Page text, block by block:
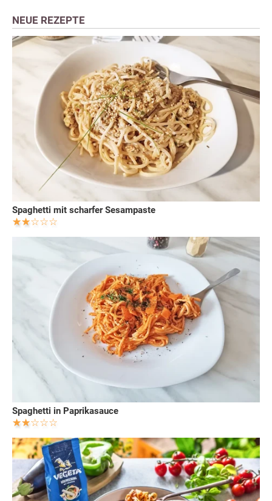
NEUE REZEPTE
Spaghetti mit scharfer Sesampaste
Spaghetti in Paprikasauce